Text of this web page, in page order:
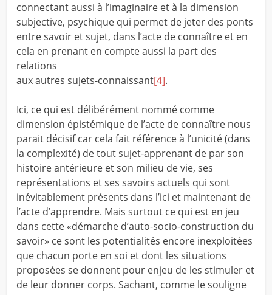
connectant aussi à l’imaginaire et à la dimension
subjective, psychique qui permet de jeter des ponts
entre savoir et sujet, dans l’acte de connaître et en
cela en prenant en compte aussi la part des
relations
aux autres sujets-connaissant[4].
Ici, ce qui est délibérément nommé comme
dimension épistémique de l’acte de connaître nous
parait décisif car cela fait référence à l’unicité (dans
la complexité) de tout sujet-apprenant de par son
histoire antérieure et son milieu de vie, ses
représentations et ses savoirs actuels qui sont
inévitablement présents dans l’ici et maintenant de
l’acte d’apprendre. Mais surtout ce qui est en jeu
dans cette «démarche d’auto-socio-construction du
savoir» ce sont les potentialités encore inexploitées
que chacun porte en soi et dont les situations
proposées se donnent pour enjeu de les stimuler et
de leur donner corps. Sachant, comme le souligne